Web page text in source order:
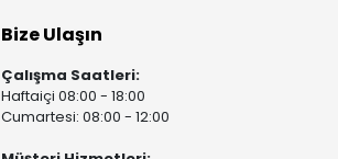
Bize Ulaşın
Çalışma Saatleri:
Haftaiçi 08:00 - 18:00
Cumartesi: 08:00 - 12:00